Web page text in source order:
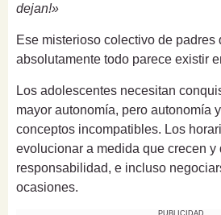
dejan!»
Ese misterioso colectivo de padres
absolutamente todo parece existir
Los adolescentes necesitan
mayor autonomía, pero autonomía
conceptos incompatibles. Los
evolucionar a medida que crecen y
responsabilidad, e incluso
ocasiones.
PUBLICIDAD